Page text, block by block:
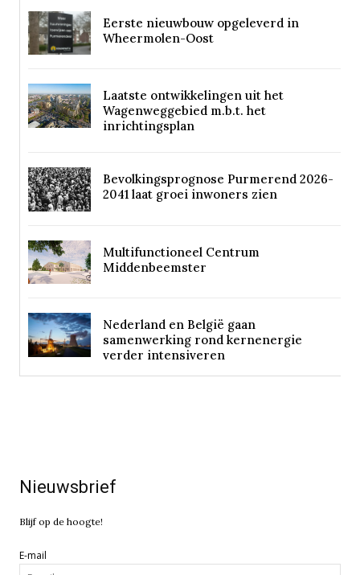
Eerste nieuwbouw opgeleverd in
Wheermolen-Oost
Laatste ontwikkelingen uit het
Wagenweggebied m.b.t. het
inrichtingsplan
Bevolkingsprognose Purmerend 2026-
2041 laat groei inwoners zien
Multifunctioneel Centrum
Middenbeemster
Nederland en België gaan
samenwerking rond kernenergie
verder intensiveren
Nieuwsbrief
Blijf op de hoogte!
E-mail